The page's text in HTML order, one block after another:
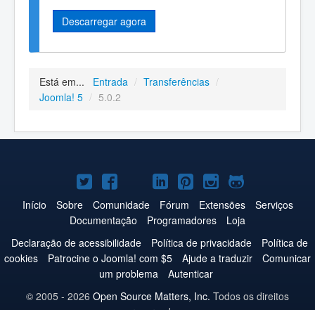
Descarregar agora
Está em... Entrada / Transferências /
Joomla! 5 / 5.0.2
Joomla!
no
Twitter
Joomla!
no
Facebook
Joomla!
no
YouTube
Joomla!
no
LinkedIn
Joomla!
no
Pinterest
Joomla!
no
Instagram
Joomla!
no
GitHub
Início Sobre Comunidade Fórum Extensões
Serviços
Documentação
Programadores
Loja
Declaração de acessibilidade
Política de privacidade
Política de
cookies
Patrocine o Joomla! com $5 Ajude a traduzir
Comunicar
um problema
Autenticar
© 2005 - 2026 Open Source Matters, Inc. Todos os direitos